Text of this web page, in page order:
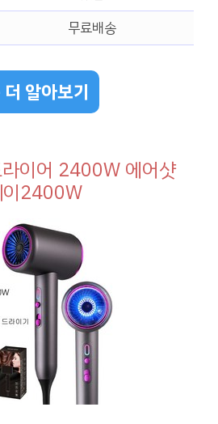
무료배송
알아보기
이어 2400W 에어샷
이2400W